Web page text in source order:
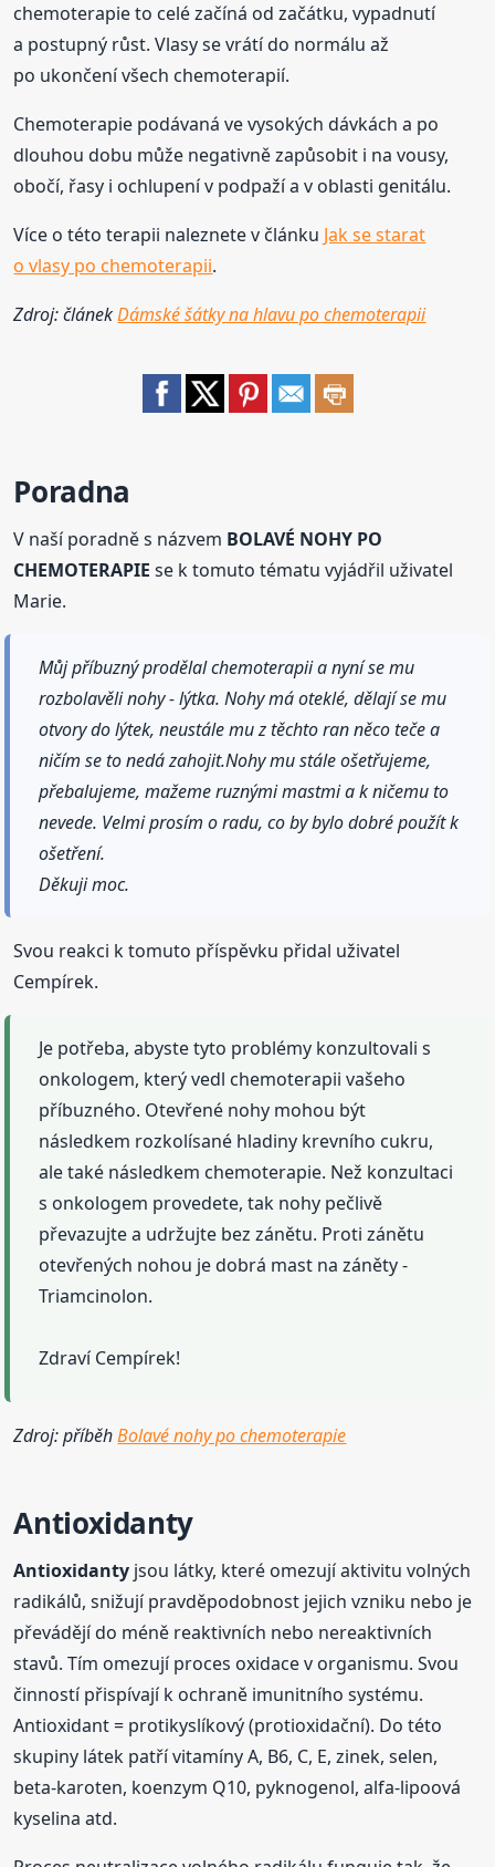
chemoterapie to celé začíná od začátku, vypadnutí
a postupný růst. Vlasy se vrátí do normálu až
po ukončení všech chemoterapií.
Chemoterapie podávaná ve vysokých dávkách a po
dlouhou dobu může negativně zapůsobit i na vousy,
obočí, řasy i ochlupení v podpaží a v oblasti genitálu.
Více o této terapii naleznete v článku Jak se starat
o vlasy po chemoterapii.
Zdroj: článekDámské šátky na hlavu po chemoterapii
Poradna
V naší poradně s názvem BOLAVÉ NOHY PO
CHEMOTERAPIE se k tomuto tématu vyjádřil uživatel
Marie.
Můj příbuzný prodělal chemoterapii a nyní se mu
rozbolavěli nohy - lýtka. Nohy má oteklé, dělají se mu
otvory do lýtek, neustále mu z těchto ran něco teče a
ničím se to nedá zahojit.Nohy mu stále ošetřujeme,
přebalujeme, mažeme ruznými mastmi a k ničemu to
nevede. Velmi prosím o radu, co by bylo dobré použít k
ošetření.
Děkuji moc.
Svou reakci k tomuto příspěvku přidal uživatel
Cempírek.
Je potřeba, abyste tyto problémy konzultovali s
onkologem, který vedl chemoterapii vašeho
příbuzného. Otevřené nohy mohou být
následkem rozkolísané hladiny krevního cukru,
ale také následkem chemoterapie. Než konzultaci
s onkologem provedete, tak nohy pečlivě
převazujte a udržujte bez zánětu. Proti zánětu
otevřených nohou je dobrá mast na záněty -
Triamcinolon.
Zdraví Cempírek!
Zdroj: příběhBolavé nohy po chemoterapie
Antioxidanty
Antioxidanty jsou látky, které omezují aktivitu volných
radikálů, snižují pravděpodobnost jejich vzniku nebo je
převádějí do méně reaktivních nebo nereaktivních
stavů. Tím omezují proces oxidace v organismu. Svou
činností přispívají k ochraně imunitního systému.
Antioxidant = protikyslíkový (protioxidační). Do této
skupiny látek patří vitamíny A, B6, C, E, zinek, selen,
beta-karoten, koenzym Q10, pyknogenol, alfa-lipoová
kyselina atd.